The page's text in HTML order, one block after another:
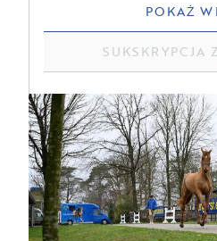
POKAŻ
SUKSKRYPCJA